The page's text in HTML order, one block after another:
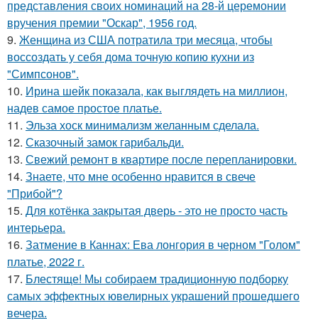
представления своих номинаций на 28-й церемонии
вручения премии "Оскар", 1956 год.
9. Женщина из США потратила три месяца, чтобы
воссоздать у себя дома точную копию кухни из
"Симпсонов".
10. Ирина шейк показала, как выглядеть на миллион,
надев самое простое платье.
11. Эльза хоск минимализм желанным сделала.
12. Сказочный замок гарибальди.
13. Свежий ремонт в квартире после перепланировки.
14. Знаете, что мне особенно нравится в свече
"Прибой"?
15. Для котёнка закрытая дверь - это не просто часть
интерьера.
16. Затмение в Каннах: Ева лонгория в черном "Голом"
платье, 2022 г.
17. Блестяще! Мы собираем традиционную подборку
самых эффектных ювелирных украшений прошедшего
вечера.